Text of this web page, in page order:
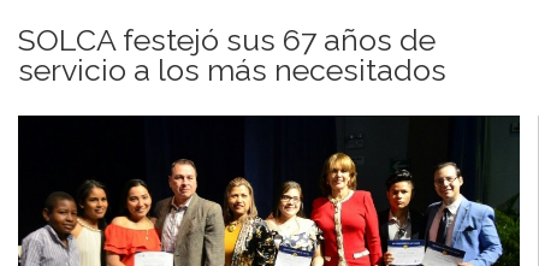
SOLCA festejó sus 67 años de
servicio a los más necesitados